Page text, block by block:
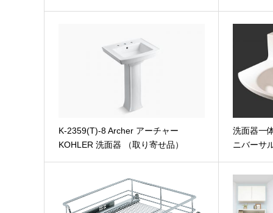
K-2359(T)-8 Archer アーチャー
KOHLER 洗面器 （取り寄せ品）
洗面器一
ニバーサ